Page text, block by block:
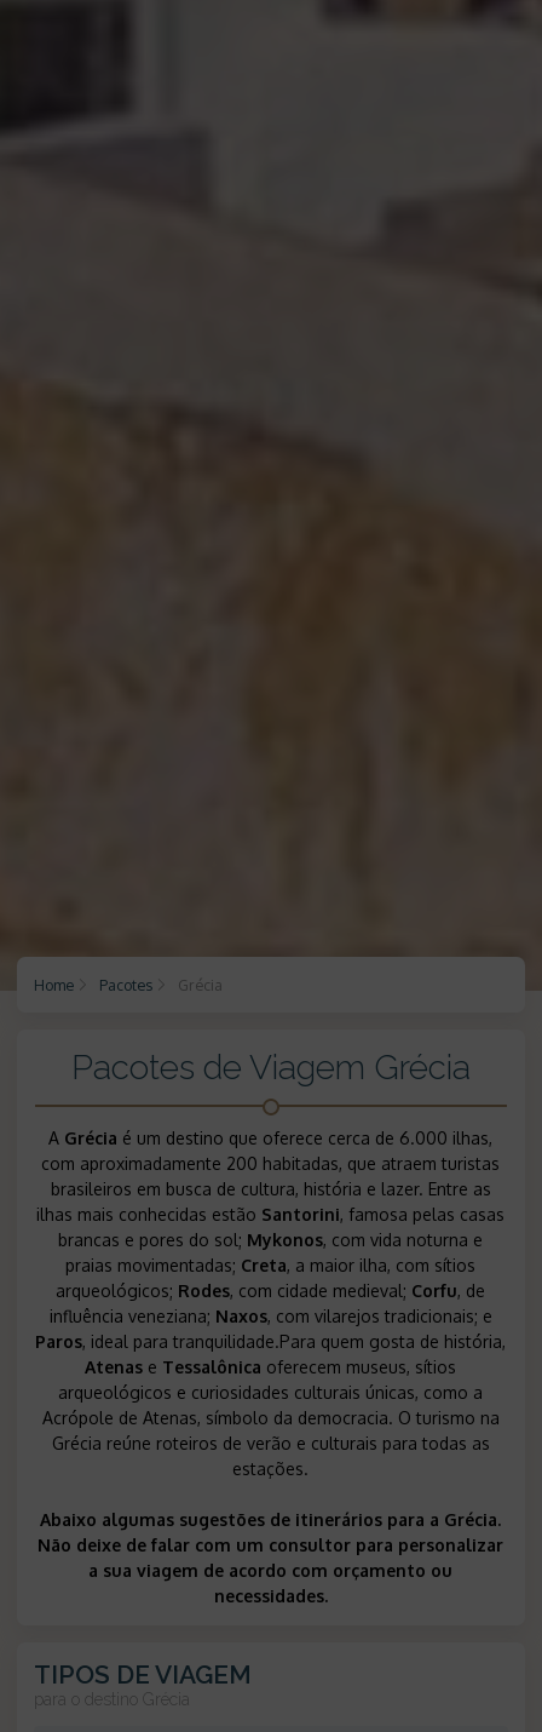
Home Pacotes Grécia
Pacotes de Viagem Grécia
A Grécia é um destino que oferece cerca de 6.000 ilhas,
com aproximadamente 200 habitadas, que atraem turistas
brasileiros em busca de cultura, história e lazer. Entre as
ilhas mais conhecidas estão Santorini, famosa pelas casas
brancas e pores do sol; Mykonos, com vida noturna e
praias movimentadas; Creta, a maior ilha, com sítios
arqueológicos; Rodes, com cidade medieval; Corfu, de
influência veneziana; Naxos, com vilarejos tradicionais; e
Paros, ideal para tranquilidade.Para quem gosta de história,
Atenas e Tessalônica oferecem museus, sítios
arqueológicos e curiosidades culturais únicas, como a
Acrópole de Atenas, símbolo da democracia. O turismo na
Grécia reúne roteiros de verão e culturais para todas as
estações.
Abaixo algumas sugestões de itinerários para a Grécia.
Não deixe de falar com um consultor para personalizar
a sua viagem de acordo com orçamento ou
necessidades.
TIPOS DE VIAGEM
para o destino Grécia